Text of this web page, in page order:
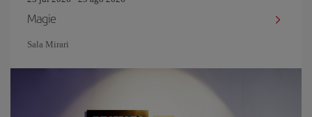
Magie
Sala Mirari